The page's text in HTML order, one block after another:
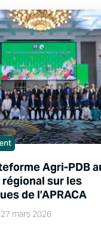
Agri-PDB
régional sur les
de l’APRACA
mars 2026